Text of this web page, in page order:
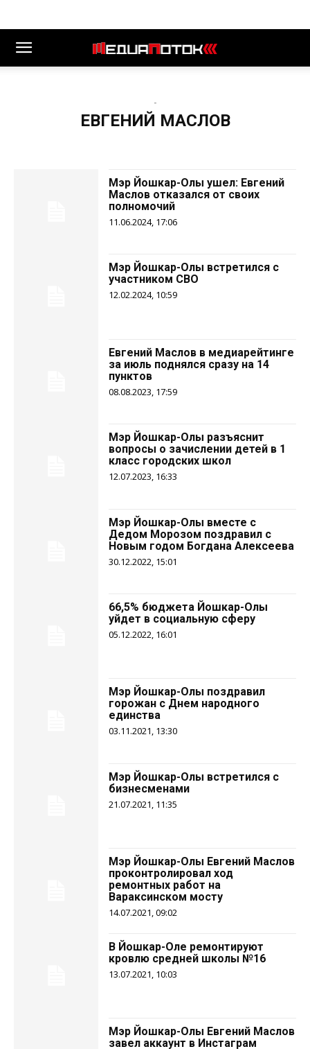
-
ЕВГЕНИЙ МАСЛОВ
Мэр Йошкар-Олы ушел: Евгений
Маслов отказался от своих
полномочий
11.06.2024, 17:06
Мэр Йошкар-Олы встретился с
участником СВО
12.02.2024, 10:59
Евгений Маслов в медиарейтинге
за июль поднялся сразу на 14
пунктов
08.08.2023, 17:59
Мэр Йошкар-Олы разъяснит
вопросы о зачислении детей в 1
класс городских школ
12.07.2023, 16:33
Мэр Йошкар-Олы вместе с
Дедом Морозом поздравил с
Новым годом Богдана Алексеева
30.12.2022, 15:01
66,5% бюджета Йошкар-Олы
уйдет в социальную сферу
05.12.2022, 16:01
Мэр Йошкар-Олы поздравил
горожан с Днем народного
единства
03.11.2021, 13:30
Мэр Йошкар-Олы встретился с
бизнесменами
21.07.2021, 11:35
Мэр Йошкар-Олы Евгений Маслов
проконтролировал ход
ремонтных работ на
Вараксинском мосту
14.07.2021, 09:02
В Йошкар-Оле ремонтируют
кровлю средней школы №16
13.07.2021, 10:03
Мэр Йошкар-Олы Евгений Маслов
завел аккаунт в Инстаграм